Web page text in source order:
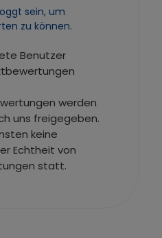
sein, um
zu können.
Benutzer
werden
uns freigegeben.
keine
Echtheit von
statt.